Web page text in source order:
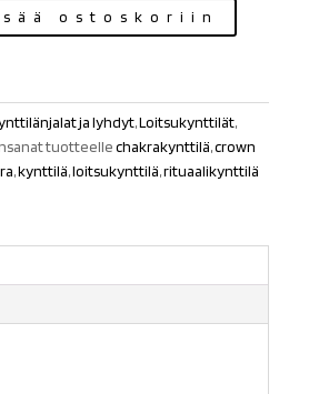
ostoskoriin
ja lyhdyt,Loitsukynttilät,
tuotteellechakrakynttilä,crown
,kynttilä,loitsukynttilä,rituaalikynttilä